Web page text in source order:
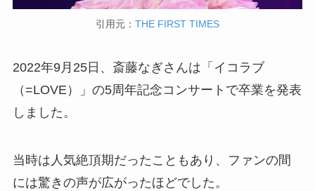
引用元： THE FIRST TIMES
2022年9月25日、斎藤なぎさんは「イコラブ
（=LOVE）」の5周年記念コンサートで卒業を発表
しました。
当時は人気絶頂期だったこともあり、ファンの間
には驚きの声が広がったほどでした。